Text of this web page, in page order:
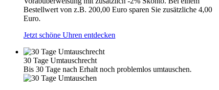
Bestellwert von z.B. 200,00 Euro sparen Sie zusätzliche 4,00
Euro.
Jetzt schöne Uhren entdecken
30 Tage Umtauschrecht
Bis 30 Tage nach Erhalt noch problemlos umtauschen.